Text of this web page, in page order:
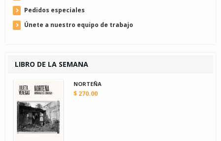
Pedidos especiales
Únete a nuestro equipo de trabajo
LIBRO DE LA SEMANA
NORTEÑA
$ 270.00